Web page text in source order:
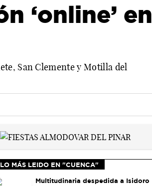
‘online’ en
San Clemente y Motilla del
LO MÁS LEIDO EN "CUENCA"
Multitudinaria despedida a Isidoro